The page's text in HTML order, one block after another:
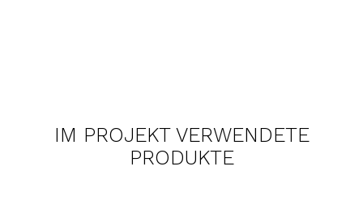
IM PROJEKT VERWENDETE
PRODUKTE